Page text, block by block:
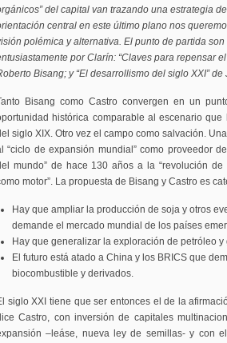
del capital van trazando una estrategia
central en este último plano nos
polémica y alternativa. El punto de partida
por Clarín: “Claves para repensar
Bisang; y “El desarrollismo del siglo XXI” de
Bisang como Castro convergen en un
histórica comparable al escenario que
siglo XIX. Otro vez el campo como salvación.
“ciclo de expansión mundial” como proveedor
mundo” de hace 130 años a la “revolución
motor”. La propuesta de Bisang y Castro es
Hay que ampliar la producción de soja y otros
demande el mercado mundial de los países
Hay que generalizar la exploración de petróleo
El futuro está atado a China y los BRICS que
biocombustible y derivados.
siglo XXI tiene que ser entonces el de la
Castro, con inversión de capitales
–leáse, nueva ley de semillas- y con el